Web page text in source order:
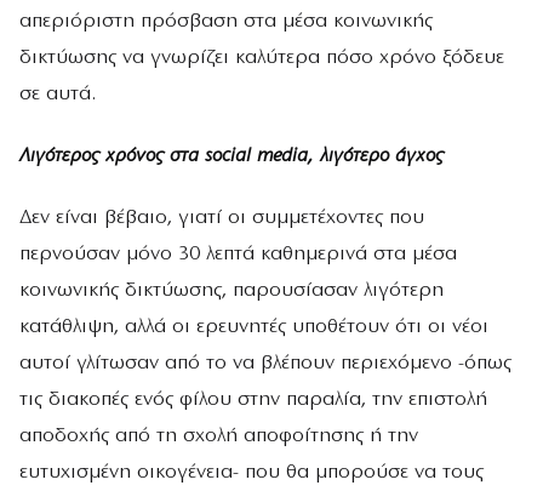
απεριόριστη πρόσβαση στα μέσα κοινωνικής
δικτύωσης να γνωρίζει καλύτερα πόσο χρόνο ξόδευε
σε αυτά.
Λιγότερoς χρόνος στα social media, λιγότερο άγχος
Δεν είναι βέβαιο, γιατί οι συμμετέχοντες που
περνούσαν μόνο 30 λεπτά καθημερινά στα μέσα
κοινωνικής δικτύωσης, παρουσίασαν λιγότερη
κατάθλιψη, αλλά οι ερευνητές υποθέτουν ότι οι νέοι
αυτοί γλίτωσαν από το να βλέπουν περιεχόμενο -όπως
τις διακοπές ενός φίλου στην παραλία, την επιστολή
αποδοχής από τη σχολή αποφοίτησης ή την
ευτυχισμένη οικογένεια- που θα μπορούσε να τους